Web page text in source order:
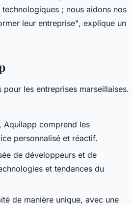
; nous aidons nos
leur entreprise", explique un
les entreprises marseillaises.
Aquilapp comprend les
personnalisé et réactif.
de développeurs et de
et tendances du
de manière unique, avec une